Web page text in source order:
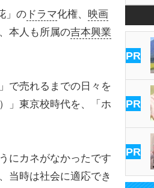
」の ドラマ化権、 映画
本人も所属の吉本興業
で売れるまでの日々を
」東京校時代を、「ホ
にカネがなかったです
当時は社会に適応でき
PR
PR
PR